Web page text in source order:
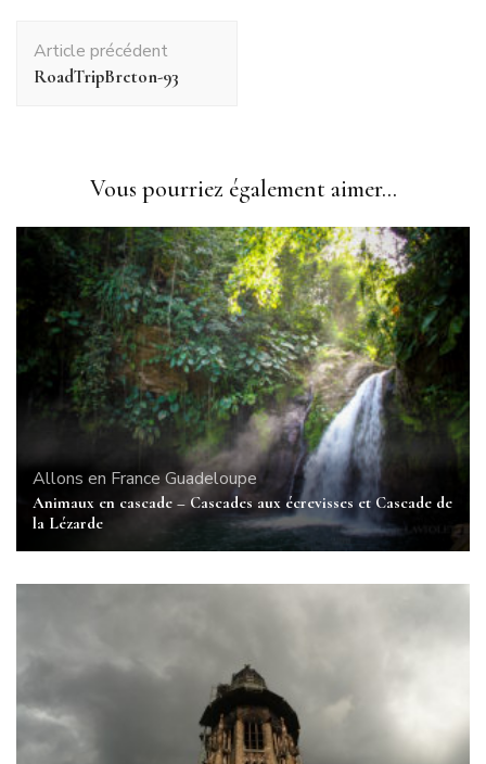
d'article
Article précédent
RoadTripBreton-93
Vous pourriez également aimer...
Allons en France Guadeloupe
Animaux en cascade – Cascades aux écrevisses et Cascade de
la Lézarde